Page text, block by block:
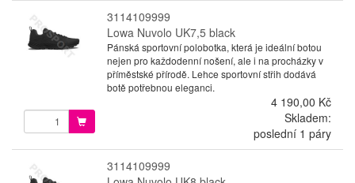
3114109999
Lowa Nuvolo UK7,5 black
Pánská sportovní polobotka, která je ideální botou
nejen pro každodenní nošení, ale i na procházky v
příměstské přírodě. Lehce sportovní střih dodává
botě potřebnou eleganci.
4 190,00 Kč
Skladem:
poslední 1 páry
3114109999